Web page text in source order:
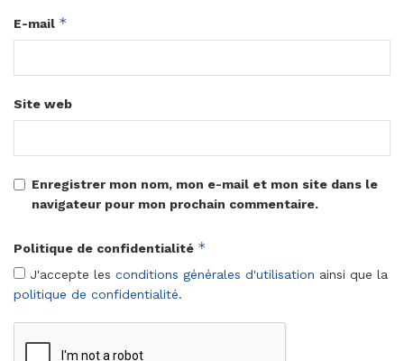
E-mail *
Site web
Enregistrer mon nom, mon e-mail et mon site dans le
navigateur pour mon prochain commentaire.
Politique de confidentialité *
J'accepte les conditions générales d'utilisation ainsi que la
politique de confidentialité.